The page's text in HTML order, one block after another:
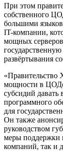
При этом
собственного
большими
IT-компании,
мощных
развёртывания
«Правительство
мощности в ЦОДе
субсидий давать
программного
для
Он также
руководством
меры поддержки
компаний, так и